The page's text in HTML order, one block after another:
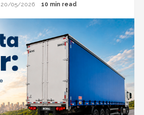
20/05/2026 10 min read